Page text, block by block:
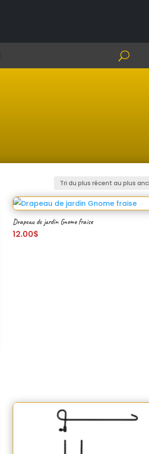
Drapeau de jardin Gnome fraise
12.00$